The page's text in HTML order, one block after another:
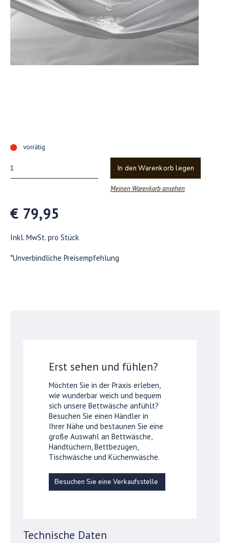
vorrätig
In den Warenkorb legen
Meinen Warenkorb ansehen
€ 79,95
Inkl. MwSt. pro Stück
*Unverbindliche Preisempfehlung
Erst sehen und fühlen?
Möchten Sie in der Praxis erleben,
wie wunderbar weich und bequem
sich unsere Bettwäsche anfühlt?
Besuchen Sie einen Händler in
Ihrer Nähe und bestaunen Sie eine
große Auswahl an Bettwäsche,
Handtüchern, Bettbezügen,
Tischwäsche und Küchenwäsche.
Besuchen Sie eine Verkaufsstelle
Technische Daten